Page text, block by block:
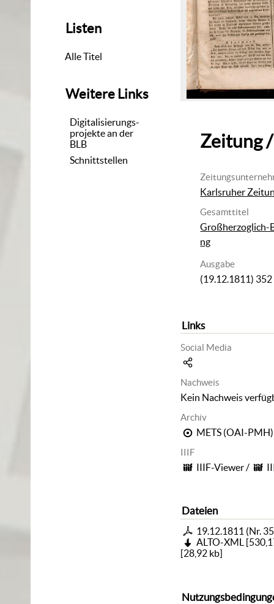
Listen
Alle Titel
Weitere Links
Digitalisierungs-
projekte an der
BLB
Schnittstellen
Zeitung
Karlsruher
Gesamttitel
Großherzoglich-
ng
Ausgabe
(19.12.1811) 352
Links
Social Media
Nachweis
Kein Nachweis
Archiv
METS (OAI-PMH)
IIIF
IIIF-Viewer/
Dateien
19.12.1811 (Nr.
ALTO-XML [
[28,92 kb]